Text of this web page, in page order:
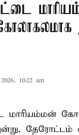
10:22 am
தேரோட்டம்